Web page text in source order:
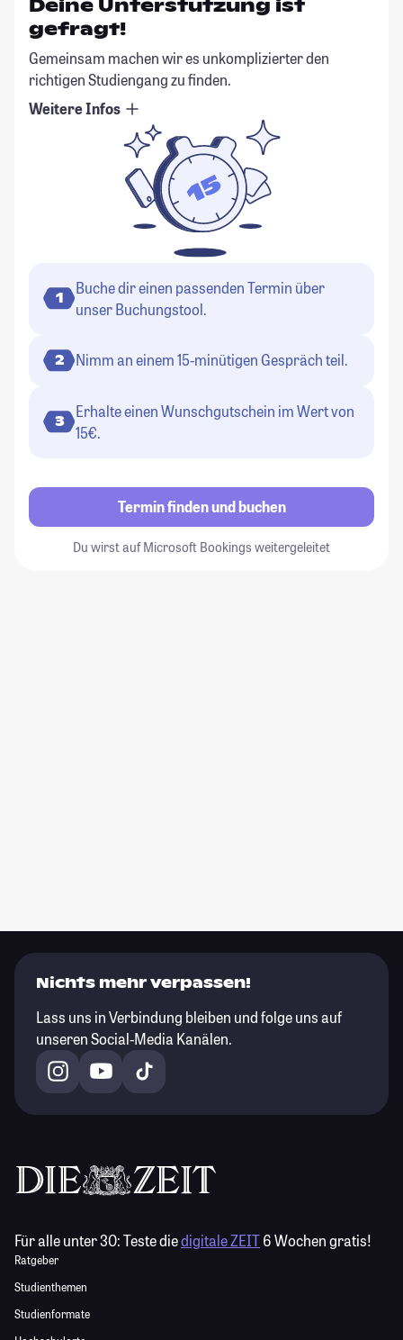
Deine Unterstützung ist
gefragt!
Gemeinsam machen wir es unkomplizierter den
richtigen Studiengang zu finden.
Weitere Infos
1
Buche dir einen passenden Termin über
unser Buchungstool.
2 Nimm an einem 15-minütigen Gespräch teil.
3
Erhalte einen Wunschgutschein im Wert von
15€.
Termin finden und buchen
Du wirst auf Microsoft Bookings weitergeleitet
Nichts mehr verpassen!
Lass uns in Verbindung bleiben und folge uns auf
unseren Social-Media Kanälen.
Für alle unter 30:Teste diedigitale ZEIT6 Wochen gratis!
Ratgeber
Studienthemen
Studienformate